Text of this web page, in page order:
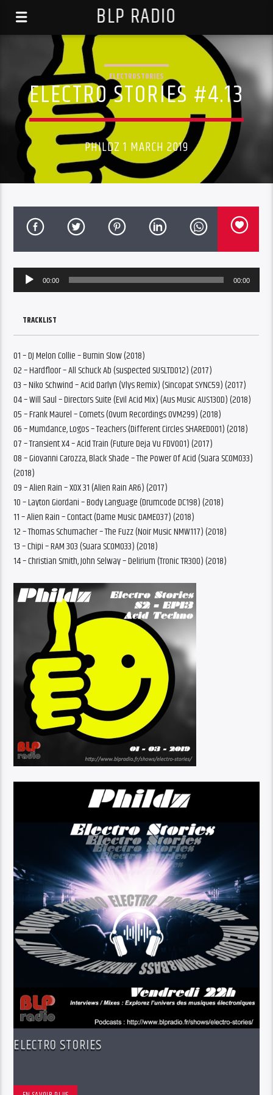
BLP RADIO
ELECTROSTORIES
ELECTRO STORIES #4.13
PHILDZ 1 MARCH 2019
Audio
Player
00:00 00:00
TRACKLIST
01 – DJ Melon Collie – Burnin Slow (2018)
02 – Hardfloor – All Schuck Ab (suspected SUSLTD012) (2017)
03 – Niko Schwind – Acid Darlyn (Vlys Remix) (Sincopat SYNC59) (2017)
04 – Will Saul – Directors Suite (Evil Acid Mix) (Aus Music AUS130D) (2018)
05 – Frank Maurel – Comets (Ovum Recordings OVM299) (2018)
06 – Mumdance, Logos – Teachers (Different Circles SHARED001) (2018)
07 – Transient X4 – Acid Train (Future Deja Vu FDV001) (2017)
08 – Giovanni Carozza, Black Shade – The Power Of Acid (Suara SCOM033)
(2018)
09 – Alien Rain – XOX 31 (Alien Rain AR6) (2017)
10 – Layton Giordani – Body Language (Drumcode DC198) (2018)
11 – Alien Rain – Contact (Dame Music DAME037) (2018)
12 – Thomas Schumacher – The Fuzz (Noir Music NMW117) (2018)
13 – Chipi – RAM 303 (Suara SCOM033) (2018)
14 – Christian Smith, John Selway – Delirium (Tronic TR300) (2018)
ELECTRO STORIES